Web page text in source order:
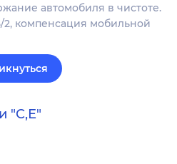
автомобиля в чистоте.
компенсация мобильной
"С,Е"